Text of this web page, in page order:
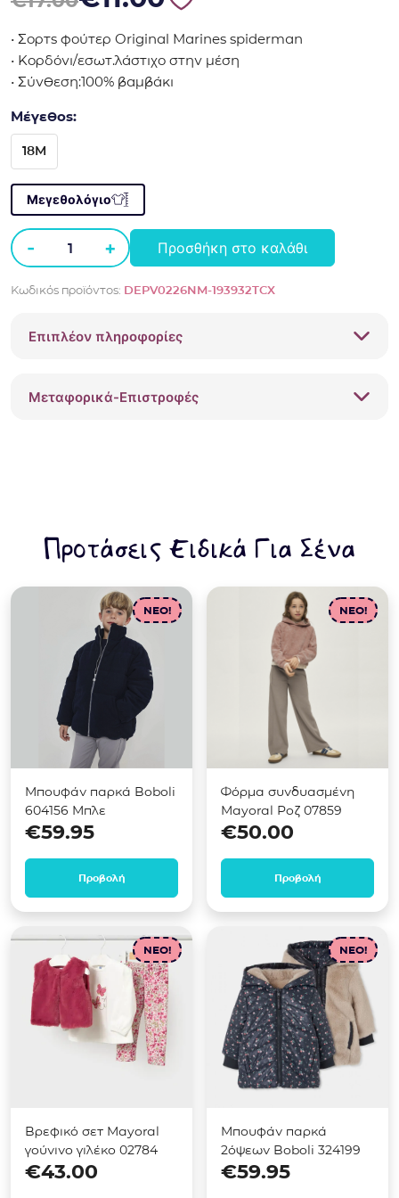
• Σορτς φούτερ Original Marines spiderman
• Koρδόνι/εσωτ.λάστιχο στην μέση
• Σύνθεση:100% βαμβάκι
Μέγεθος:
18M
Μεγεθολόγιο
-
Σορτς
Original
spiderman
ποσότητα
+ Προσθήκη στο καλάθι
Κωδικός προϊόντος: DEPV0226NM-193932TCX
Επιπλέον πληροφορίες
Μεταφορικά-Επιστροφές
Προτάσεις Ειδικά Για Σένα
NEO!
Μπουφάν παρκά Boboli
604156 Μπλε
€59.95
Προβολή
NEO!
Φόρμα συνδυασμένη
Mayoral Ροζ 07859
€50.00
Προβολή
NEO!
Βρεφικό σετ Mayoral
γούνινο γιλέκο 02784
€43.00
NEO!
Μπουφάν παρκά
2όψεων Boboli 324199
€59.95